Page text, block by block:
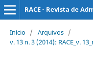
RACE - Revista de
Início / Arquivos /
v. 13 n. 3 (2014): RACE_v.